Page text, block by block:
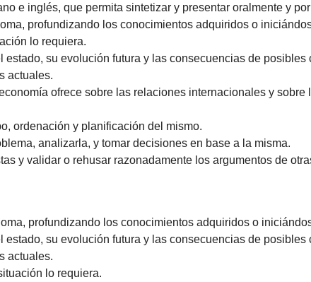
e inglés, que permita sintetizar y presentar oralmente y
profundizando los conocimientos adquiridos o
lo requiera.
su evolución futura y las consecuencias de
actuales.
ofrece sobre las relaciones internacionales y
ordenación y planificación del mismo.
analizarla, y tomar decisiones en base a la misma.
y validar o rehusar razonadamente los argumentos de
profundizando los conocimientos adquiridos o
su evolución futura y las consecuencias de
actuales.
lo requiera.